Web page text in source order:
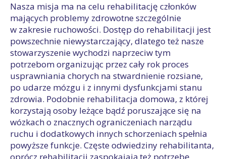
Nasza misja ma na celu rehabilitację członków
mających problemy zdrowotne szczególnie
w zakresie ruchowości. Dostęp do rehabilitacji jest
powszechnie niewystarczający, dlatego też nasze
stowarzyszenie wychodzi naprzeciw tym
potrzebom organizując przez cały rok proces
usprawniania chorych na stwardnienie rozsiane,
po udarze mózgu i z innymi dysfunkcjami stanu
zdrowia. Podobnie rehabilitacja domowa, z której
korzystają osoby leżące bądź poruszające się na
wózkach o znacznych ograniczeniach narządu
ruchu i dodatkowych innych schorzeniach spełnia
powyższe funkcje. Częste odwiedziny rehabilitanta,